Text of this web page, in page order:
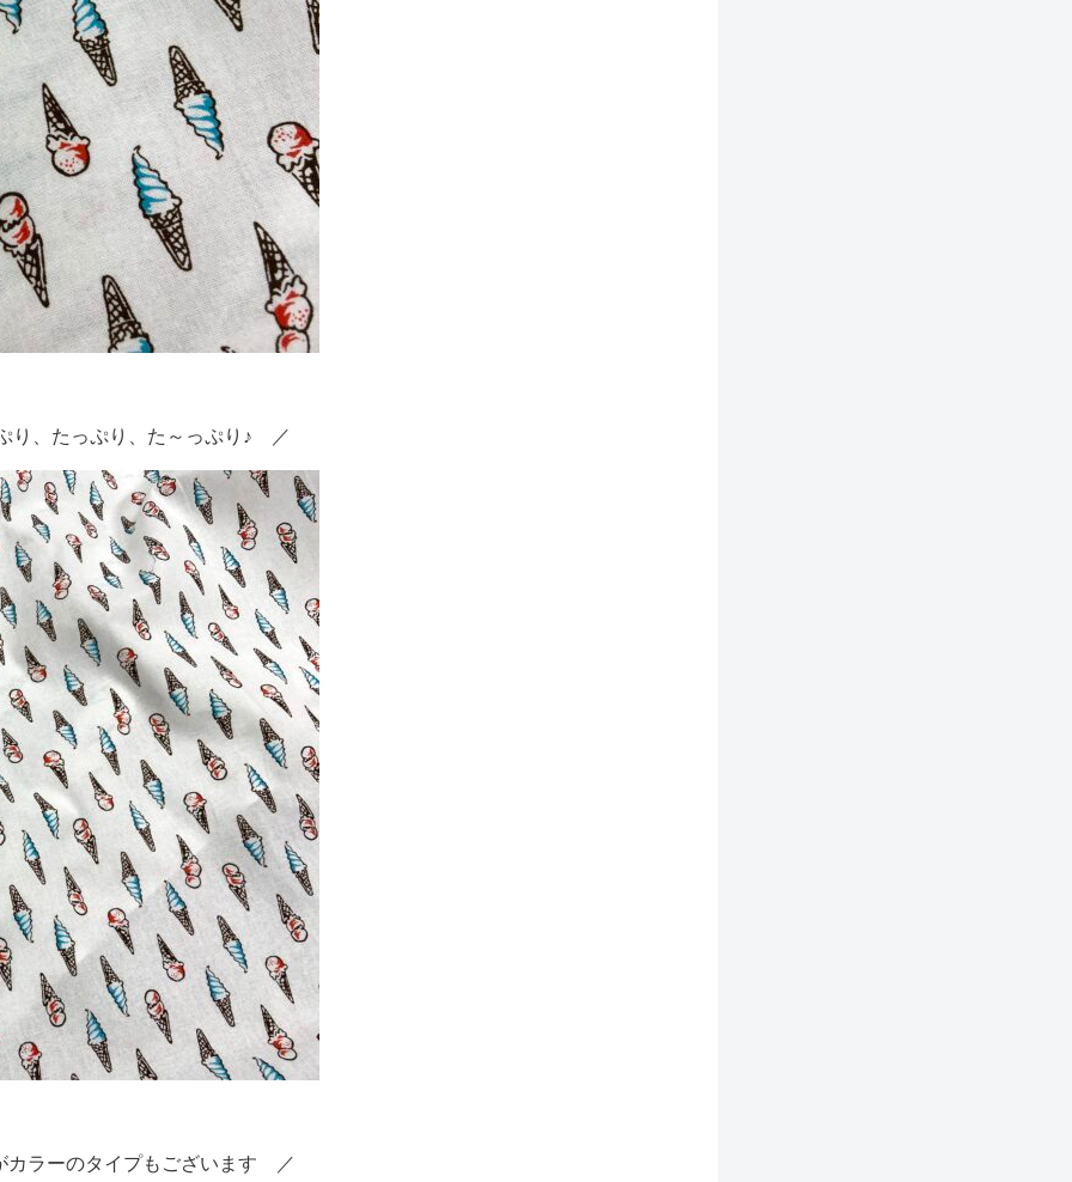
、たっぷり、た～っぷり♪ ／
ラーのタイプもございます ／